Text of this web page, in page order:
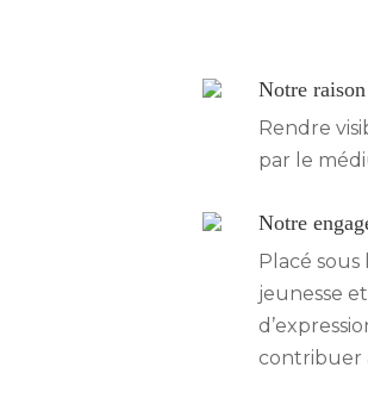
Notre raison
Rendre
par le
Notre
Placé
jeunesse
contribuer